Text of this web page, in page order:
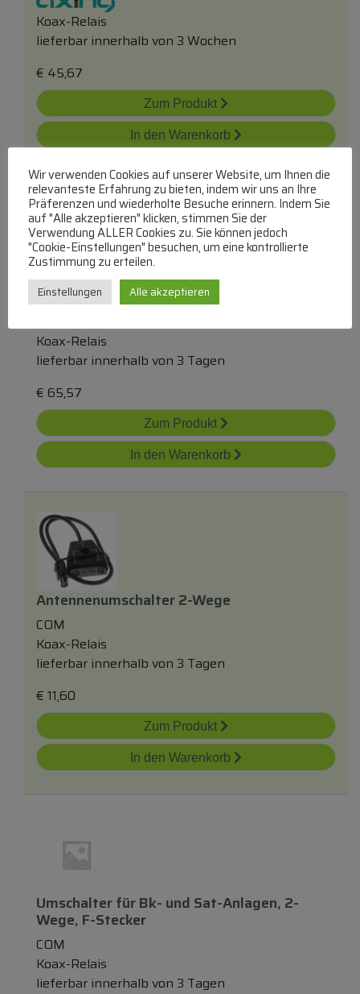
Koax-Relais
lieferbar innerhalb von 3 Wochen
€ 45,67
Zum Produkt
In den Warenkorb
87669 Umschalter Bnc 2 Port Manuell
Bidirektional
Koax-Relais
lieferbar innerhalb von 3 Tagen
€ 65,57
Zum Produkt
In den Warenkorb
Antennenumschalter 2-Wege
COM
Koax-Relais
lieferbar innerhalb von 3 Tagen
€ 11,60
Zum Produkt
In den Warenkorb
UmschalterfürBk- und Sat-Anlagen, 2-
Wege, F-Stecker
COM
Koax-Relais
lieferbar innerhalb von 3 Tagen
Wir verwenden Cookies auf unserer Website, um Ihnen die
relevanteste Erfahrung zu bieten, indem wir uns an Ihre
Präferenzen und wiederholte Besuche erinnern. Indem Sie
auf "Alle akzeptieren" klicken, stimmen Sie der
Verwendung ALLER Cookies zu. Sie können jedoch
"Cookie-Einstellungen" besuchen, um eine kontrollierte
Zustimmung zu erteilen.
Einstellungen Alle akzeptieren